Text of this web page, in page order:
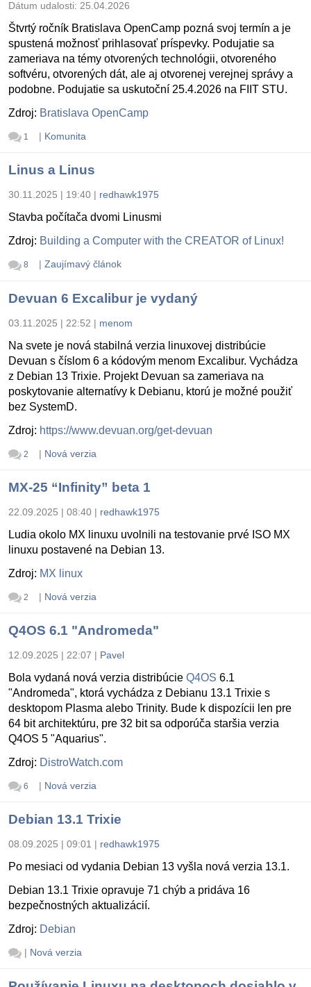
Dátum udalosti: 25.04.2026
Štvrtý ročník Bratislava OpenCamp pozná svoj termín a je
spustená možnosť prihlasovať príspevky. Podujatie sa
zameriava na témy otvorených technológii, otvoreného
softvéru, otvorených dát, ale aj otvorenej verejnej správy a
podobne. Podujatie sa uskutoční 25.4.2026 na FIIT STU.
Zdroj: Bratislava OpenCamp
1 | Komunita
Linus a Linus
30.11.2025 | 19:40 | redhawk1975
Stavba počítača dvomi Linusmi
Zdroj: Building a Computer with the CREATOR of Linux!
8 | Zaujímavý článok
Devuan 6 Excalibur je vydaný
03.11.2025 | 22:52 | menom
Na svete je nová stabilná verzia linuxovej distribúcie
Devuan s číslom 6 a kódovým menom Excalibur. Vychádza
z Debian 13 Trixie. Projekt Devuan sa zameriava na
poskytovanie alternatívy k Debianu, ktorú je možné použiť
bez SystemD.
Zdroj: https://www.devuan.org/get-devuan
2 | Nová verzia
MX-25 “Infinity” beta 1
22.09.2025 | 08:40 | redhawk1975
Ludia okolo MX linuxu uvolnili na testovanie prvé ISO MX
linuxu postavené na Debian 13.
Zdroj: MX linux
2 | Nová verzia
Q4OS 6.1 "Andromeda"
12.09.2025 | 22:07 | Pavel
Bola vydaná nová verzia distribúcie Q4OS 6.1
"Andromeda", ktorá vychádza z Debianu 13.1 Trixie s
desktopom Plasma alebo Trinity. Bude k dispozícii len pre
64 bit architektúru, pre 32 bit sa odporúča staršia verzia
Q4OS 5 "Aquarius".
Zdroj: DistroWatch.com
6 | Nová verzia
Debian 13.1 Trixie
08.09.2025 | 09:01 | redhawk1975
Po mesiaci od vydania Debian 13 vyšla nová verzia 13.1.
Debian 13.1 Trixie opravuje 71 chýb a pridáva 16
bezpečnostných aktualizácií.
Zdroj: Debian
| Nová verzia